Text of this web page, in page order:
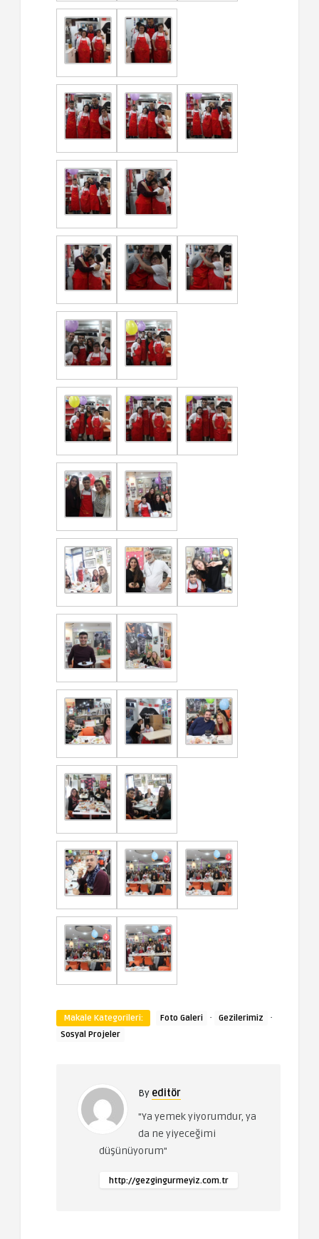
Makale Kategorileri: Foto Galeri · Gezilerimiz ·
Sosyal Projeler
By editör
"Ya yemek yiyorumdur, ya
da ne yiyeceğimi
düşünüyorum"
http://gezgingurmeyiz.com.tr